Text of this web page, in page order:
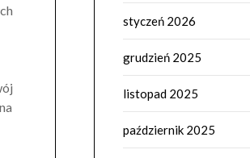
styczeń 2026
grudzień 2025
listopad 2025
październik 2025